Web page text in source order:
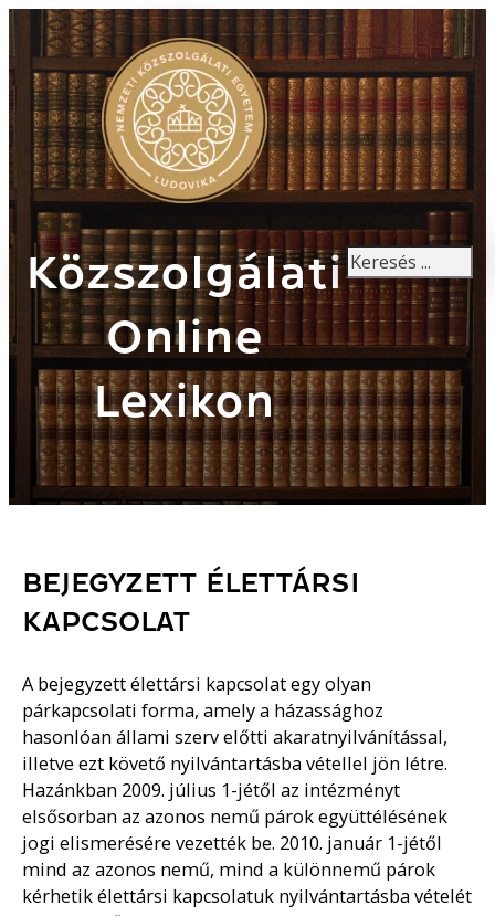
Közszolgálati
Online
Lexikon
Keresés
BEJEGYZETT ÉLETTÁRSI
KAPCSOLAT
A bejegyzett élettársi kapcsolat egy olyan
párkapcsolati forma, amely a házassághoz
hasonlóan állami szerv előtti akaratnyilvánítással,
illetve ezt követő nyilvántartásba vétellel jön létre.
Hazánkban 2009. július 1-jétől az intézményt
elsősorban az azonos nemű párok együttélésének
jogi elismerésére vezették be. 2010. január 1-jétől
mind az azonos nemű, mind a különnemű párok
kérhetik élettársi kapcsolatuk nyilvántartásba vételét